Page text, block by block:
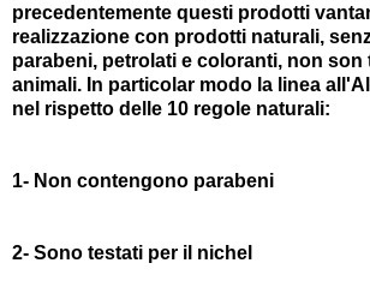
precedentemente questi prodotti
realizzazione con prodotti naturali,
parabeni, petrolati e coloranti, non son
animali. In particolar modo la linea
nel rispetto delle 10 regole naturali:
1- Non contengono parabeni
2- Sono testati per il nichel